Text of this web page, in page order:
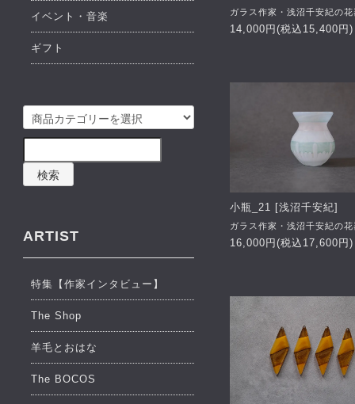
ガラス作家・浅沼千安紀の
14,000円(税込15,400円)
小瓶_21 [浅沼千安紀]
ガラス作家・浅沼千安紀の
16,000円(税込17,600円)
イベント・音楽
ギフト
検索
ARTIST
特集【作家インタビュー】
The Shop
羊毛とおはな
The BOCOS